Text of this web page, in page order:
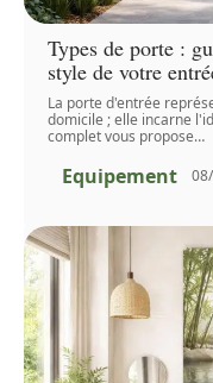
Types de porte :
style de votre
La porte d'entrée
domicile ; elle incarne
complet vous propose…
Equipement